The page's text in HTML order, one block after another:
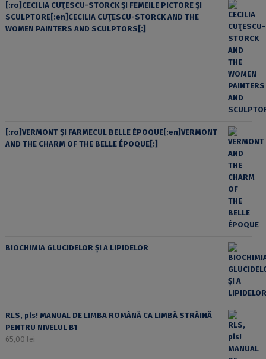
[:ro]CECILIA CUŢESCU-STORCK ŞI FEMEILE PICTORE ŞI
SCULPTORE[:en]CECILIA CUŢESCU-STORCK AND THE
WOMEN PAINTERS AND SCULPTORS[:]
[:ro]VERMONT ȘI FARMECUL BELLE ÉPOQUE[:en]VERMONT
AND THE CHARM OF THE BELLE ÉPOQUE[:]
BIOCHIMIA GLUCIDELOR ȘI A LIPIDELOR
RLS, pls! MANUAL DE LIMBA ROMÂNĂ CA LIMBĂ STRĂINĂ
PENTRU NIVELUL B1
65,00 lei